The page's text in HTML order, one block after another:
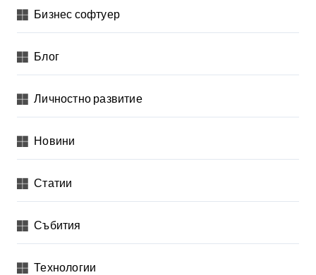
Бизнес софтуер
Блог
Личностно развитие
Новини
Статии
Събития
Технологии